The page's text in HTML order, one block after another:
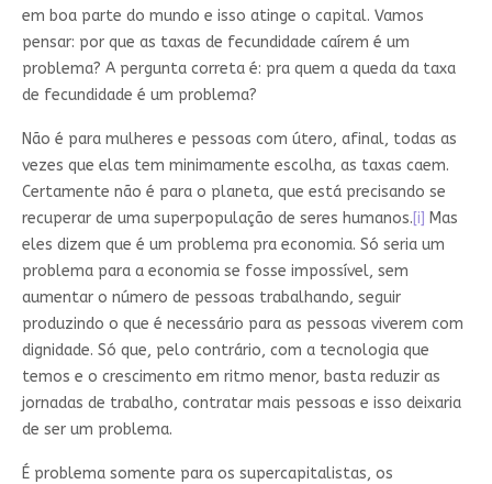
em boa parte do mundo e isso atinge o capital. Vamos
pensar: por que as taxas de fecundidade caírem é um
problema? A pergunta correta é: pra quem a queda da taxa
de fecundidade é um problema?
Não é para mulheres e pessoas com útero, afinal, todas as
vezes que elas tem minimamente escolha, as taxas caem.
Certamente não é para o planeta, que está precisando se
recuperar de uma superpopulação de seres humanos.[i] Mas
eles dizem que é um problema pra economia. Só seria um
problema para a economia se fosse impossível, sem
aumentar o número de pessoas trabalhando, seguir
produzindo o que é necessário para as pessoas viverem com
dignidade. Só que, pelo contrário, com a tecnologia que
temos e o crescimento em ritmo menor, basta reduzir as
jornadas de trabalho, contratar mais pessoas e isso deixaria
de ser um problema.
É problema somente para os supercapitalistas, os